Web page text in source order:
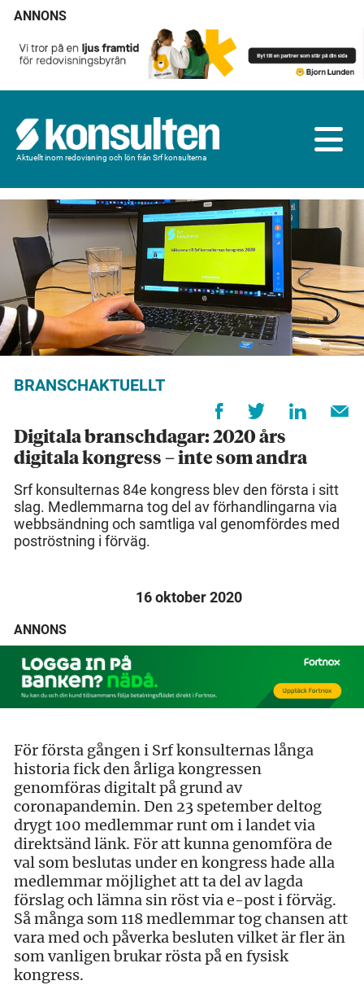
ANNONS
Aktuellt inom redovisning och lön från Srf konsulterna
BRANSCHAKTUELLT
Digitala branschdagar: 2020 års
digitala kongress – inte som andra
Srf konsulternas 84e kongress blev den första i sitt
slag. Medlemmarna tog del av förhandlingarna via
webbsändning och samtliga val genomfördes med
poströstning i förväg.
16 oktober 2020
ANNONS
För första gången i Srf konsulternas långa
historia fick den årliga kongressen
genomföras digitalt på grund av
coronapandemin. Den 23 spetember deltog
drygt 100 medlemmar runt om i landet via
direktsänd länk. För att kunna genomföra de
val som beslutas under en kongress hade alla
medlemmar möjlighet att ta del av lagda
förslag och lämna sin röst via e-post i förväg.
Så många som 118 medlemmar tog chansen att
vara med och påverka besluten vilket är fler än
som vanligen brukar rösta på en fysisk
kongress.